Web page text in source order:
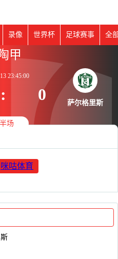
录像 世界杯 足球赛事 全
甲
23:45:00
: 0
场
萨尔格里斯
咪咕体育